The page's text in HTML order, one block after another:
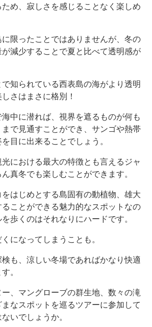
め、寂しさを感じることなく楽しめ
限ったことではありませんが、冬の
減少することで夏と比べて透明感が
知られている西表島の海がより透明
さはまさに格別！
中に潜れば、視界を遮るものが何も
で見通すことができ、サンゴや熱帯
目に出来ることでしょう。
における最大の特徴とも言えるジャ
真冬でも楽しむことができます。
はじめとする島固有の動植物、雄大
ことができる魅力的なスポットなの
歩くのはそれなりにハードです。
になってしまうことも。
も、涼しい冬場であればかなり快適
。
ー、マングローブの群生地、数々の滝
なスポットを巡るツアーに参加して
いでしょうか。